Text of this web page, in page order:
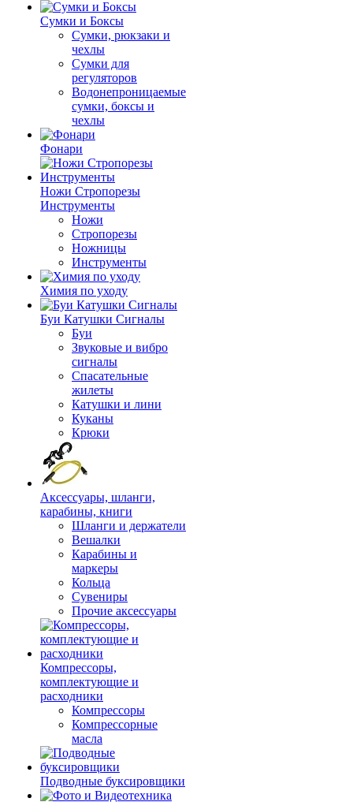
Сумки и Боксы
Сумки, рюкзаки и
чехлы
Сумки для
регуляторов
Водонепроницаемые
сумки, боксы и
чехлы
Фонари
Ножи Стропорезы
Инструменты
Ножи
Стропорезы
Ножницы
Инструменты
Химия по уходу
Буи Катушки Сигналы
Буи
Звуковые и вибро
сигналы
Спасательные
жилеты
Катушки и лини
Куканы
Крюки
Аксессуары, шланги,
карабины, книги
Шланги и держатели
Вешалки
Карабины и
маркеры
Кольца
Сувениры
Прочие аксессуары
Компрессоры,
комплектующие и
расходники
Компрессоры
Компрессорные
масла
Подводные буксировщики